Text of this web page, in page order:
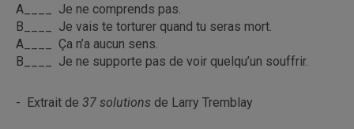
A____ Je ne comprends pas.
B____ Je vais te torturer quand tu seras mort.
A____ Ça n’a aucun sens.
B____ Je ne supporte pas de voir quelqu’un souffrir.
- Extrait de 37 solutions de Larry Tremblay